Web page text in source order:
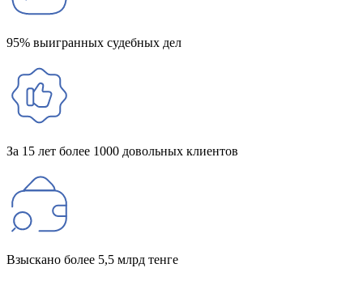
95% выигранных судебных дел
За 15 лет более 1000 довольных клиентов
Взыскано более 5,5 млрд тенге